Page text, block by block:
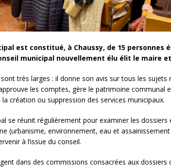
est constitué, à Chaussy, de 15 personnes
municipal nouvellement élu élit le maire
très larges : il donne son avis sur tous les sujets
les comptes, gère le patrimoine communal
création ou suppression des services municipaux.
se réunit régulièrement pour examiner les
(urbanisme, environnement, eau et
à l’issue du conseil.
dans des commissions consacrées aux